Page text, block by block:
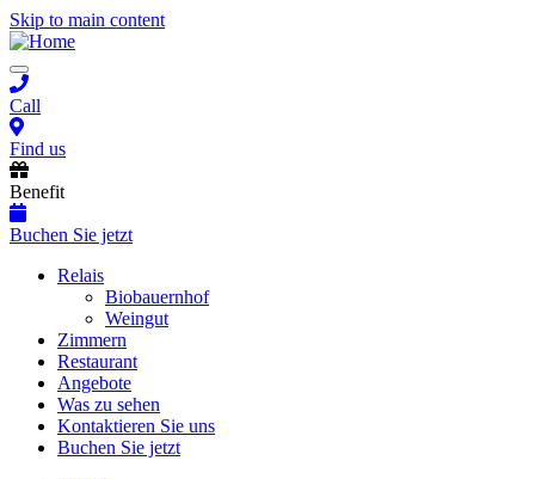
Skip to main content
Toggle
navigation
Call
Find us
Benefit
Buchen Sie jetzt
Main
navigation
Relais
Biobauernhof
Weingut
Zimmern
Restaurant
Angebote
Was zu sehen
Kontaktieren Sie uns
Buchen Sie jetzt